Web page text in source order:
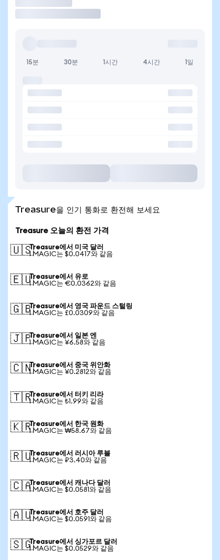
15분 30분 1시간 4시간 1일
Treasure을 인기 통화로 환전해 보세요
Treasure 오늘의 환전 가격
🇺🇸Treasure에서 미국 달러
1 MAGIC는 $0.0417와 같음
🇪🇺Treasure에서 유로
1 MAGIC는 €0.0362와 같음
🇬🇧Treasure에서 영국 파운드 스털링
1 MAGIC는 £0.0309와 같음
🇯🇵Treasure에서 일본 엔
1 MAGIC는 ¥6.58와 같음
🇨🇳Treasure에서 중국 위안화
1 MAGIC는 ¥0.2812와 같음
🇹🇷Treasure에서 터키 리라
1 MAGIC는 ₺1.99와 같음
🇰🇷Treasure에서 한국 원화
1 MAGIC는 ₩58.67와 같음
🇷🇺Treasure에서 러시아 루블
1 MAGIC는 ₽3.40와 같음
🇨🇦Treasure에서 캐나다 달러
1 MAGIC는 $0.0581와 같음
🇦🇺Treasure에서 호주 달러
1 MAGIC는 $0.0591와 같음
🇸🇬Treasure에서 싱가포르 달러
1 MAGIC는 $0.0529와 같음